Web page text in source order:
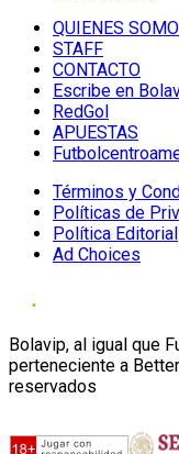
QUIENES
STAFF
CONTACTO
Escribe en
RedGol
APUESTAS
Términos y
Políticas de
Política Editorial
Ad Choices
Bolavip, al igual que
perteneciente a
reservados